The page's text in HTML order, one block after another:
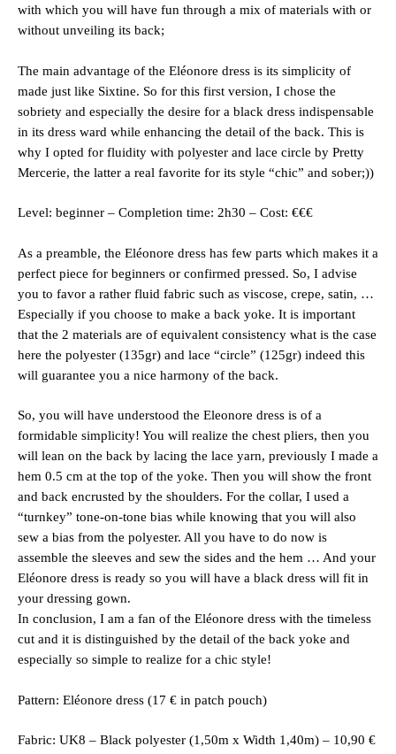
with which you will have fun through a mix of materials with or
without unveiling its back;
The main advantage of the Eléonore dress is its simplicity of
made just like Sixtine. So for this first version, I chose the
sobriety and especially the desire for a black dress indispensable
in its dress ward while enhancing the detail of the back. This is
why I opted for fluidity with polyester and lace circle by Pretty
Mercerie, the latter a real favorite for its style “chic” and sober;))
Level: beginner – Completion time: 2h30 – Cost: €€€
As a preamble, the Eléonore dress has few parts which makes it a
perfect piece for beginners or confirmed pressed. So, I advise
you to favor a rather fluid fabric such as viscose, crepe, satin, …
Especially if you choose to make a back yoke. It is important
that the 2 materials are of equivalent consistency what is the case
here the polyester (135gr) and lace “circle” (125gr) indeed this
will guarantee you a nice harmony of the back.
So, you will have understood the Eleonore dress is of a
formidable simplicity! You will realize the chest pliers, then you
will lean on the back by lacing the lace yarn, previously I made a
hem 0.5 cm at the top of the yoke. Then you will show the front
and back encrusted by the shoulders. For the collar, I used a
“turnkey” tone-on-tone bias while knowing that you will also
sew a bias from the polyester. All you have to do now is
assemble the sleeves and sew the sides and the hem … And your
Eléonore dress is ready so you will have a black dress will fit in
your dressing gown.
In conclusion, I am a fan of the Eléonore dress with the timeless
cut and it is distinguished by the detail of the back yoke and
especially so simple to realize for a chic style!
Pattern: Eléonore dress (17 € in patch pouch)
Fabric: UK8 – Black polyester (1,50m x Width 1,40m) – 10,90 €